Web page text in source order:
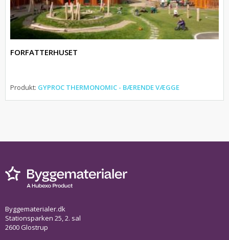
FORFATTERHUSET
Produkt: GYPROC THERMONOMIC - BÆRENDE VÆGGE
Byggematerialer.dk
Stationsparken 25, 2. sal
2600 Glostrup